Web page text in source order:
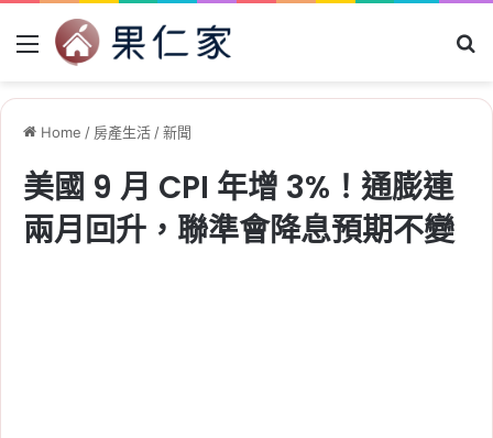
Menu
Home / 房產生活/新聞
美國 9 月 CPI 年增 3%！通膨連
兩月回升，聯準會降息預期不變